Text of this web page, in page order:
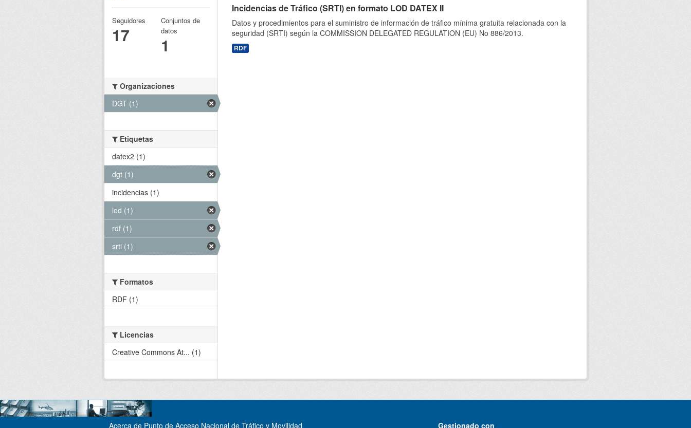
Incidencias de Tráfico (SRTI) en formato LOD DATEX II
Datos y procedimientos para el suministro de información de tráfico mínima gratuita relacionada con la
seguridad (SRTI) según la COMMISSION DELEGATED REGULATION (EU) No 886/2013.
RDF
Seguidores
17
Conjuntos de
datos
1
Organizaciones
DGT (1)
Etiquetas
datex2 (1)
dgt (1)
incidencias (1)
lod (1)
rdf (1)
srti (1)
Formatos
RDF (1)
Licencias
Creative Commons At... (1)
Acerca de Punto de Acceso Nacional de Tráfico y Movilidad Gestionado con